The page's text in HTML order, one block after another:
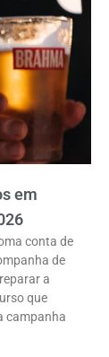
em
conta de
de
a
que
campanha